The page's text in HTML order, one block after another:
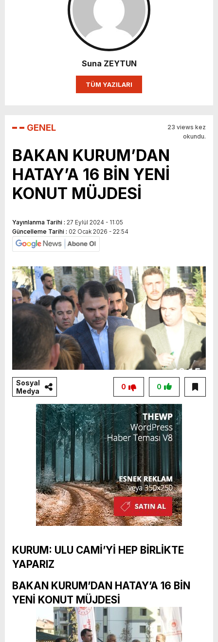
Suna ZEYTUN
TÜM YAZILARI
GENEL
23 views kez
okundu.
BAKAN KURUM’DAN
HATAY’A 16 BİN YENİ
KONUT MÜJDESİ
Yayınlanma Tarihi : 27 Eylül 2024 - 11:05
Güncelleme Tarihi : 02 Ocak 2026 - 22:54
Sosyal
Medya
0
0
KURUM: ULU CAMİ’Yİ HEP BİRLİKTE
YAPARIZ
BAKAN KURUM’DAN HATAY’A 16 BİN
YENİ KONUT MÜJDESİ